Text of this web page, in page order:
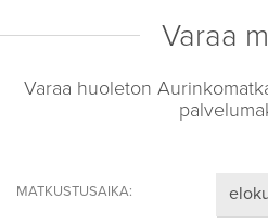
Varaa
Varaa huoleton
MATKUSTUSAIKA: